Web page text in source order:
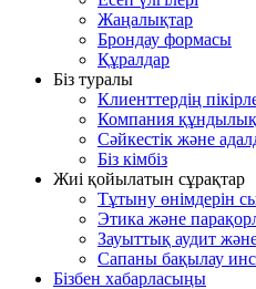
Жаңалықтар
Брондау формасы
Құралдар
Біз туралы
Клиенттердің
Компания
Сәйкестік және
Біз кімбіз
Жиі қойылатын сұрақтар
Тұтыну өнімдерін
Этика және
Зауыттық аудит
Сапаны бақылау
Бізбен хабарласыңы